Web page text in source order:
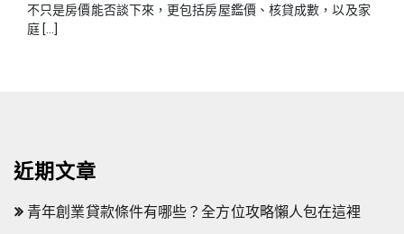
不只是房價能否談下來，更包括房屋鑑價、核貸成數，以及家
庭 […]
近期文章
青年創業貸款條件有哪些？全方位攻略懶人包在這裡